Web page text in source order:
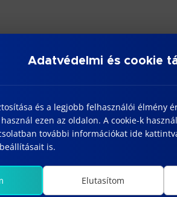
lista és onnan kinyomtatott
tevékenységének
(javaslattevő vezető
várjuk ahivatal@kgk.uni-
egyetemi
Adatvédelmi és cookie
és a legjobb felhasználói élmény
ezen az oldalon. A cookie-k
további információkat ide
is.
Elutasítom